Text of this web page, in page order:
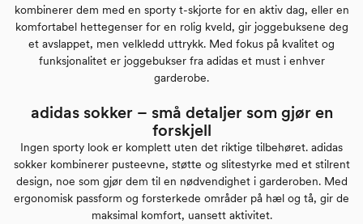
kombinerer dem med en sporty t-skjorte for en aktiv dag, eller en
komfortabel hettegenser for en rolig kveld, gir joggebuksene deg
et avslappet, men velkledd uttrykk. Med fokus på kvalitet og
funksjonalitet er joggebukser fra adidas et must i enhver
garderobe.
adidas sokker – små detaljer som gjør en
forskjell
Ingen sporty look er komplett uten det riktige tilbehøret. adidas
sokker kombinerer pusteevne, støtte og slitestyrke med et stilrent
design, noe som gjør dem til en nødvendighet i garderoben. Med
ergonomisk passform og forsterkede områder på hæl og tå, gir de
maksimal komfort, uansett aktivitet.